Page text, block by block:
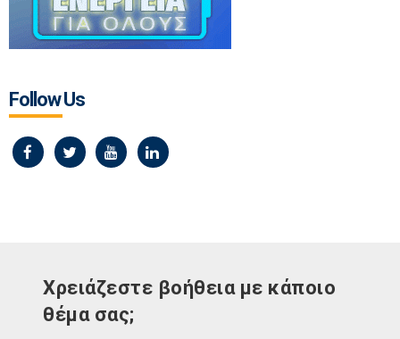
Follow Us
Χρειάζεστε βοήθεια με κάποιο
θέμα σας;